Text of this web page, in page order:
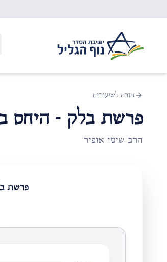
חזרה לשיעורים
פרשת בלק - היחס
הרב שימי אופיר
פרשת